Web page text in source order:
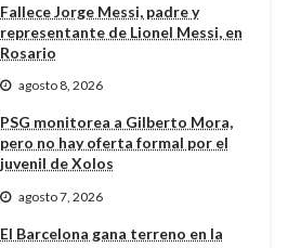
Fallece Jorge Messi, padre y
representante de Lionel Messi, en
Rosario
agosto 8, 2026
PSG monitorea a Gilberto Mora,
pero no hay oferta formal por el
juvenil de Xolos
agosto 7, 2026
El Barcelona gana terreno en la